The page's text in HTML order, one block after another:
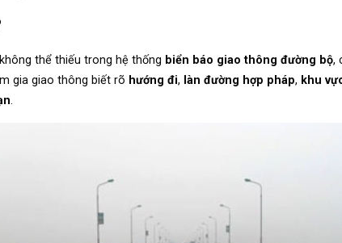
thể thiếu trong hệ thống biển báo giao thông đường bộ,
gia giao thông biết rõ hướng đi, làn đường hợp pháp, khu
.